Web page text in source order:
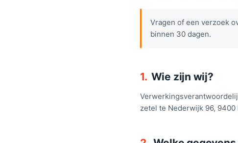
Vragen of een verzoek
binnen 30 dagen.
1. Wie zijn wij?
zetel te Nederwijk 96, 9400